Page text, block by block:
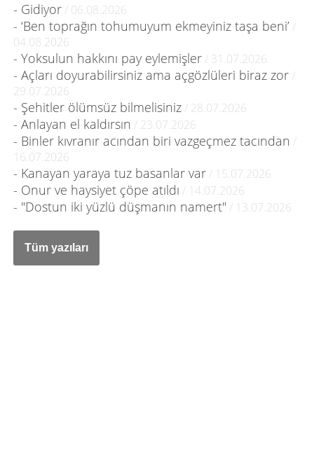
- Gidiyor/ 06.08.2026
- ‘Ben toprağın tohumuyum ekmeyiniz taşa beni’/
04.08.2026
- Yoksulun hakkını pay eylemişler/ 31.07.2026
- Açları doyurabilirsiniz ama açgözlüleri biraz zor/
29.07.2026
- Şehitler ölümsüz bilmelisiniz/ 28.07.2026
- Anlayan el kaldırsın / 23.07.2026
- Binler kıvranır acından biri vazgeçmez tacından /
16.07.2026
- Kanayan yaraya tuz basanlar var/ 15.07.2026
- Onur ve haysiyet çöpe atıldı / 14.07.2026
- "Dostun iki yüzlü düşmanın namert"/ 13.07.2026